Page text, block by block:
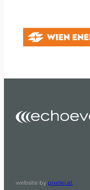
website by pixelei.at